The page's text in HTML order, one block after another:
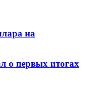
на
о первых итогах